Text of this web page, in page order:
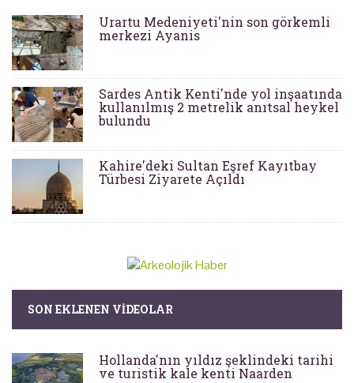
Urartu Medeniyeti'nin son görkemli
merkezi Ayanis
Sardes Antik Kenti'nde yol inşaatında
kullanılmış 2 metrelik anıtsal heykel
bulundu
Kahire'deki Sultan Eşref Kayıtbay
Türbesi Ziyarete Açıldı
SON EKLENEN VIDEOLAR
Hollanda'nın yıldız şeklindeki tarihi
ve turistik kale kenti Naarden